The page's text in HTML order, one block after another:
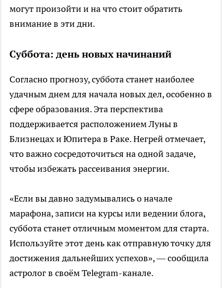
могут произойти и на что стоит обратить
внимание в эти дни.
Суббота: день новых начинаний
Согласно прогнозу, суббота станет наиболее
удачным днем для начала новых дел, особенно в
сфере образования. Эта перспектива
поддерживается расположением Луны в
Близнецах и Юпитера в Раке. Негрей отмечает,
что важно сосредоточиться на одной задаче,
чтобы избежать рассеивания энергии.
«Если вы давно задумывались о начале
марафона, записи на курсы или ведении блога,
суббота станет отличным моментом для старта.
Используйте этот день как отправную точку для
достижения дальнейших успехов», — сообщила
астролог в своём Telegram-канале.